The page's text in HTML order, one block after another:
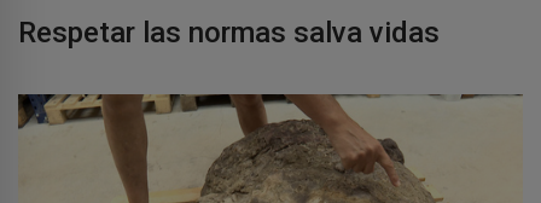
Respetar las normas salva vidas